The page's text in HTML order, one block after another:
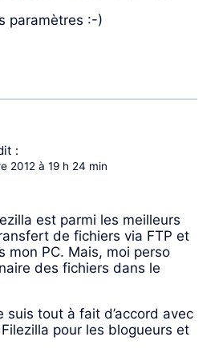
paramètres :-)
:
2012 à 19 h 24 min
est parmi les meilleurs
de fichiers via FTP et
mon PC. Mais, moi perso
des fichiers dans le
suis tout à fait d’accord avec
pour les blogueurs et